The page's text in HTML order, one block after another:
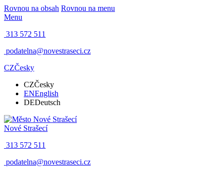
Rovnou na obsah Rovnou na menu
Menu
313 572 511
podatelna@novestraseci.cz
CZČesky
CZČesky
ENEnglish
DEDeutsch
Nové Strašecí
313 572 511
podatelna@novestraseci.cz